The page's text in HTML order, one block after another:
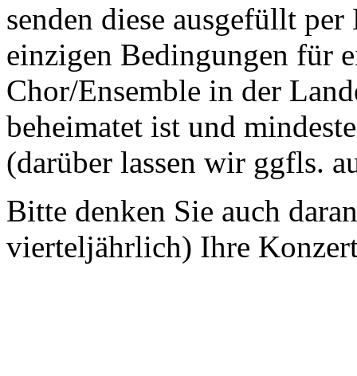
senden diese ausgefüllt
einzigen Bedingungen für
Chor/Ensemble in der
beheimatet ist und
(darüber lassen wir ggfls.
Bitte denken Sie auch
vierteljährlich) Ihre